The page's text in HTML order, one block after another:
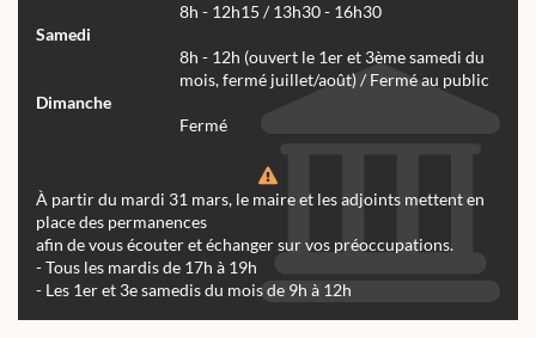
8h - 12h15 / 13h30 - 16h30
Samedi
8h - 12h (ouvert le 1er et 3ème samedi du
mois, fermé juillet/août) / Fermé au public
Dimanche
Fermé
À partir du mardi 31 mars, le maire et les adjoints mettent en
place des permanences
afin de vous écouter et échanger sur vos préoccupations.
- Tous les mardis de 17h à 19h
- Les 1er et 3e samedis du mois de 9h à 12h